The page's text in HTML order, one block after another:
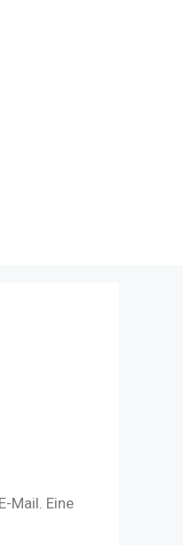
Mail. Eine